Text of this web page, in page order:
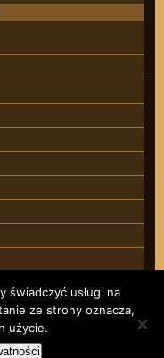
świadczyć usługi na
ze strony oznacza,
użycie.